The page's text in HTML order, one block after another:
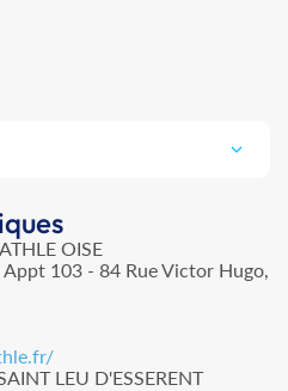
OISE
103 - 84 Rue Victor Hugo,
LEU D'ESSERENT